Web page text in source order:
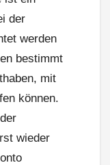
der
werden
bestimmt
mit
können.
wieder